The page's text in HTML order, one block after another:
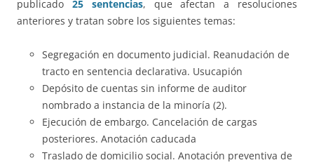
publicado 25 sentencias, que afectan a resoluciones
anteriores y tratan sobre los siguientes temas:
Segregación en documento judicial. Reanudación de
tracto en sentencia declarativa. Usucapión
Depósito de cuentas sin informe de auditor
nombrado a instancia de la minoría (2).
Ejecución de embargo. Cancelación de cargas
posteriores. Anotación caducada
Traslado de domicilio social. Anotación preventiva de